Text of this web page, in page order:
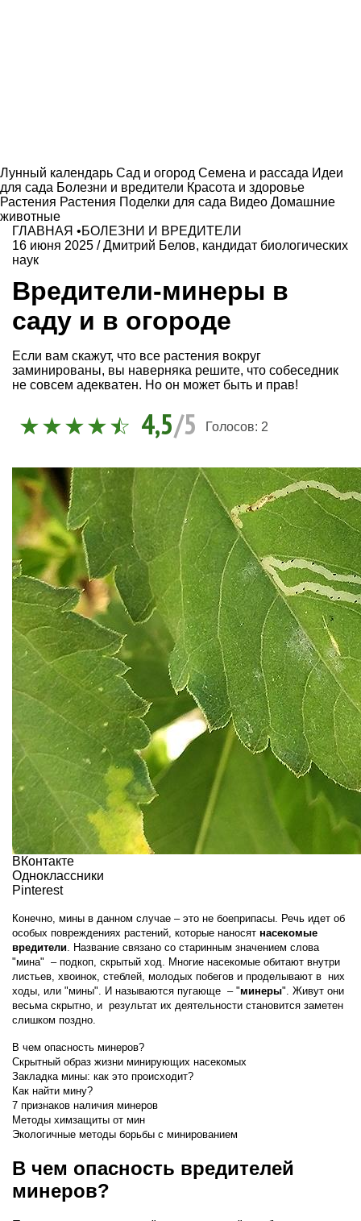
Лунный календарь Сад и огород Семена и рассада Идеи
для сада Болезни и вредители Красота и здоровье
Растения Растения Поделки для сада Видео Домашние
животные
ГЛАВНАЯ •БОЛЕЗНИ И ВРЕДИТЕЛИ
16 июня 2025 /Дмитрий Белов, кандидат биологических
наук
Вредители-минеры в
саду и в огороде
Если вам скажут, что все растения вокруг
заминированы, вы наверняка решите, что собеседник
не совсем адекватен. Но он может быть и прав!
4,5/5 Голосов: 2
ВКонтакте
Одноклассники
Pinterest
Конечно, мины в данном случае – это не боеприпасы. Речь идет об
особых повреждениях растений, которые наносят насекомые
вредители . Название связано со старинным значением слова
"мина" – подкоп, скрытый ход. Многие насекомые обитают внутри
листьев, хвоинок, стеблей, молодых побегов и проделывают в них
ходы, или "мины". И называются пугающе – "минеры". Живут они
весьма скрытно, и результат их деятельности становится заметен
слишком поздно.
В чем опасность минеров?
Скрытный образ жизни минирующих насекомых
Закладка мины: как это происходит?
Как найти мину?
7 признаков наличия минеров
Методы химзащиты от мин
Экологичные методы борьбы с минированием
В чем опасность вредителей
минеров?